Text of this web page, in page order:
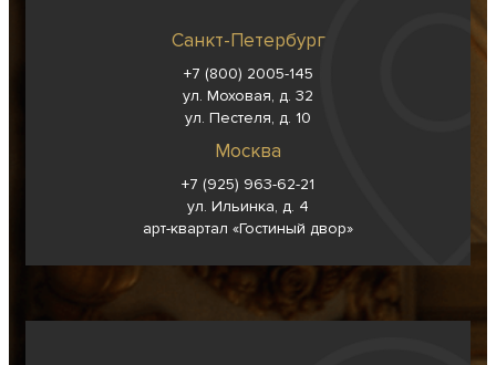
Санкт-Петербург
+7 (800) 2005-145
ул. Моховая, д. 32
ул. Пестеля, д. 10
Москва
+7 (925) 963-62-21
ул. Ильинка, д. 4
арт-квартал «Гостиный двор»